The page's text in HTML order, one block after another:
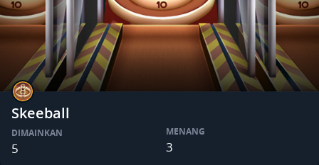
Skeeball
DIMAINKAN
5
MENANG
3